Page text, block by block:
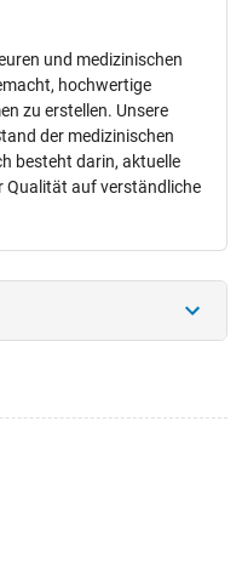
und medizinischen
hochwertige
zu erstellen. Unsere
der medizinischen
besteht darin, aktuelle
Qualität auf verständliche